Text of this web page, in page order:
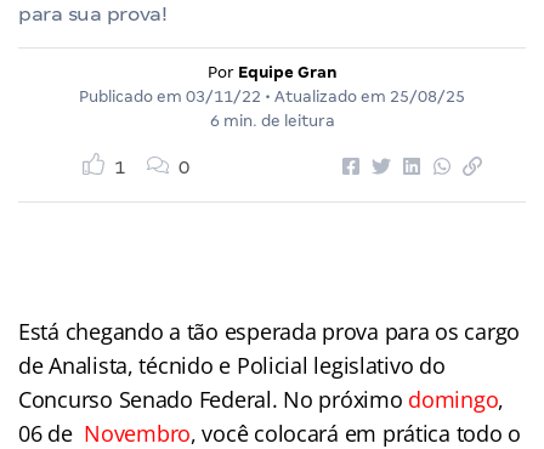
para sua prova!
Por Equipe Gran
Publicado em 03/11/22 • Atualizado em 25/08/25
6 min. de leitura
1 0
Está chegando a tão esperada prova para os cargo
de Analista, técnido e Policial legislativo do
Concurso Senado Federal. No próximo domingo,
06 de Novembro, você colocará em prática todo o